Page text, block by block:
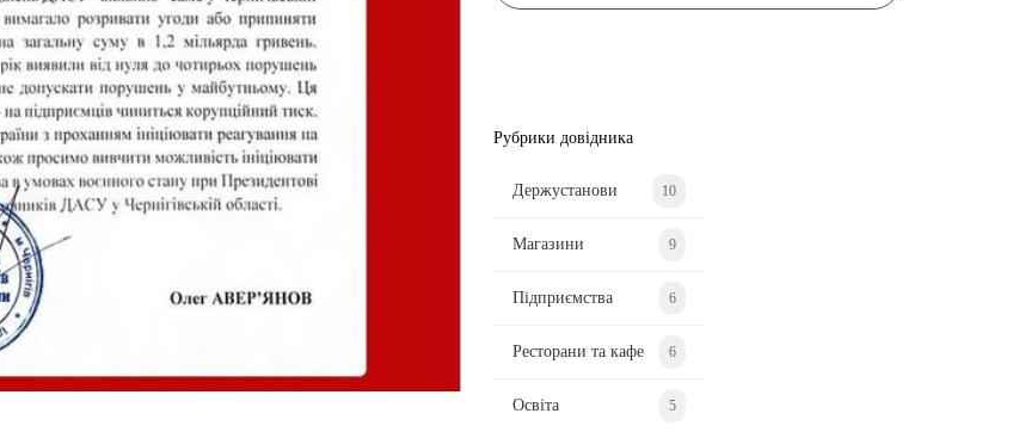
Рубрики довідника
Держустанови 10
Магазини 9
Підприємства 6
Ресторани та кафе 6
Освіта 5